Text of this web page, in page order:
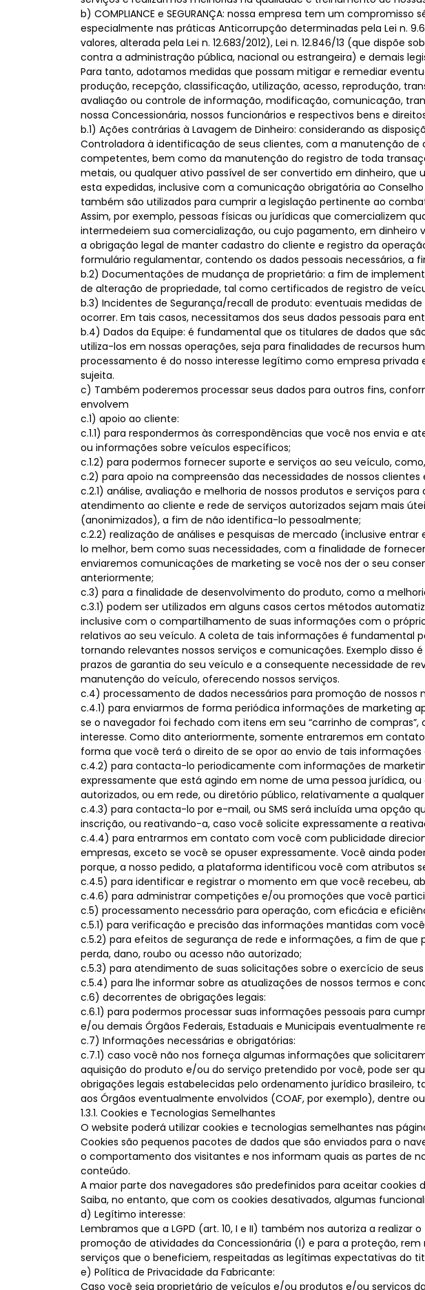
b) COMPLIANCE e SEGURANÇA: nossa empresa tem um
especialmente nas práticas Anticorrupção determinadas pela Lei n.
valores, alterada pela Lei n. 12.683/2012), Lei n. 12.846/13 (que
contra a administração pública, nacional ou estrangeira) e demais
Para tanto, adotamos medidas que possam mitigar e remediar
produção, recepção, classificação, utilização, acesso, reprodução,
avaliação ou controle de informação, modificação, comunicação,
nossa Concessionária, nossos funcionários e respectivos bens e
b.1) Ações contrárias à Lavagem de Dinheiro: considerando as
Controladora à identificação de seus clientes, com a manutenção
competentes, bem como da manutenção do registro de toda
metais, ou qualquer ativo passível de ser convertido em dinheiro,
esta expedidas, inclusive com a comunicação obrigatória ao Conselho
também são utilizados para cumprir a legislação pertinente ao
Assim, por exemplo, pessoas físicas ou jurídicas que comercializem
intermedeiem sua comercialização, ou cujo pagamento, em dinheiro
a obrigação legal de manter cadastro do cliente e registro da
formulário regulamentar, contendo os dados pessoais necessários, a
b.2) Documentações de mudança de proprietário: a fim de
de alteração de propriedade, tal como certificados de registro de
b.3) Incidentes de Segurança/recall de produto: eventuais medidas
ocorrer. Em tais casos, necessitamos dos seus dados pessoais para
b.4) Dados da Equipe: é fundamental que os titulares de dados que
utiliza-los em nossas operações, seja para finalidades de recursos
processamento é do nosso interesse legítimo como empresa
sujeita.
c) Também poderemos processar seus dados para outros fins,
envolvem
c.1) apoio ao cliente:
c.1.1) para respondermos às correspondências que você nos envia e
ou informações sobre veículos específicos;
c.1.2) para podermos fornecer suporte e serviços ao seu veículo,
c.2) para apoio na compreensão das necessidades de nossos clientes
c.2.1) análise, avaliação e melhoria de nossos produtos e serviços
atendimento ao cliente e rede de serviços autorizados sejam mais
(anonimizados), a fim de não identifica-lo pessoalmente;
c.2.2) realização de análises e pesquisas de mercado (inclusive
lo melhor, bem como suas necessidades, com a finalidade de
enviaremos comunicações de marketing se você nos der o seu
anteriormente;
c.3) para a finalidade de desenvolvimento do produto, como a
c.3.1) podem ser utilizados em alguns casos certos métodos
inclusive com o compartilhamento de suas informações com o
relativos ao seu veículo. A coleta de tais informações é fundamental
tornando relevantes nossos serviços e comunicações. Exemplo
prazos de garantia do seu veículo e a consequente necessidade de
manutenção do veículo, oferecendo nossos serviços.
c.4) processamento de dados necessários para promoção de
c.4.1) para enviarmos de forma periódica informações de marketing
se o navegador foi fechado com itens em seu “carrinho de
interesse. Como dito anteriormente, somente entraremos em
forma que você terá o direito de se opor ao envio de tais
c.4.2) para contacta-lo periodicamente com informações de
expressamente que está agindo em nome de uma pessoa jurídica,
autorizados, ou em rede, ou diretório público, relativamente a
c.4.3) para contacta-lo por e-mail, ou SMS será incluída uma opção
inscrição, ou reativando-a, caso você solicite expressamente a
c.4.4) para entrarmos em contato com você com publicidade
empresas, exceto se você se opuser expressamente. Você ainda
porque, a nosso pedido, a plataforma identificou você com atributos
c.4.5) para identificar e registrar o momento em que você recebeu,
c.4.6) para administrar competições e/ou promoções que você
c.5) processamento necessário para operação, com eficácia e
c.5.1) para verificação e precisão das informações mantidas com
c.5.2) para efeitos de segurança de rede e informações, a fim de
perda, dano, roubo ou acesso não autorizado;
c.5.3) para atendimento de suas solicitações sobre o exercício de
c.5.4) para lhe informar sobre as atualizações de nossos termos e
c.6) decorrentes de obrigações legais:
c.6.1) para podermos processar suas informações pessoais para
e/ou demais Órgãos Federais, Estaduais e Municipais eventualmente
c.7) Informações necessárias e obrigatórias:
c.7.1) caso você não nos forneça algumas informações que
aquisição do produto e/ou do serviço pretendido por você, pode ser
obrigações legais estabelecidas pelo ordenamento jurídico brasileiro,
aos Órgãos eventualmente envolvidos (COAF, por exemplo), dentre
1.3.1. Cookies e Tecnologias Semelhantes
O website poderá utilizar cookies e tecnologias semelhantes nas
Cookies são pequenos pacotes de dados que são enviados para o
o comportamento dos visitantes e nos informam quais as partes de
conteúdo.
A maior parte dos navegadores são predefinidos para aceitar
Saiba, no entanto, que com os cookies desativados, algumas
d) Legítimo interesse:
Lembramos que a LGPD (art. 10, I e II) também nos autoriza a
promoção de atividades da Concessionária (I) e para a proteção,
serviços que o beneficiem, respeitadas as legítimas expectativas do
e) Política de Privacidade da Fabricante:
Caso você seja proprietário de veículos e/ou produtos e/ou serviços